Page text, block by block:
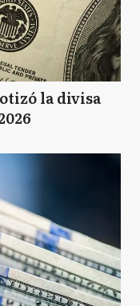
la divisa